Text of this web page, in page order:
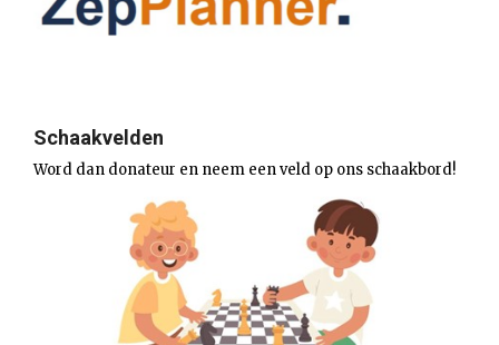
Schaakvelden
Word dan donateur en neem een veld op ons schaakbord!